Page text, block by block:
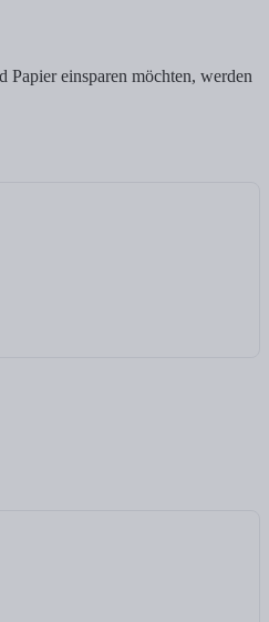
einsparen möchten, werden